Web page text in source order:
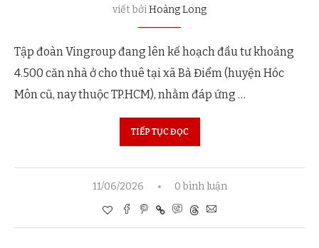
viết bởiHoàng Long
Tập đoàn Vingroup đang lên kế hoạch đầu tư khoảng
4.500 căn nhà ở cho thuê tại xã Bà Điểm (huyện Hóc
Môn cũ, nay thuộc TP.HCM), nhằm đáp ứng …
TIẾP TỤC ĐỌC
11/06/2026 0 bình luận